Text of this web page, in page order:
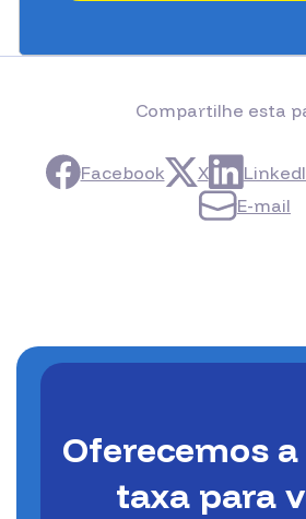
Compartilhe esta
Facebook X
E-mail
Oferecemos
taxa para